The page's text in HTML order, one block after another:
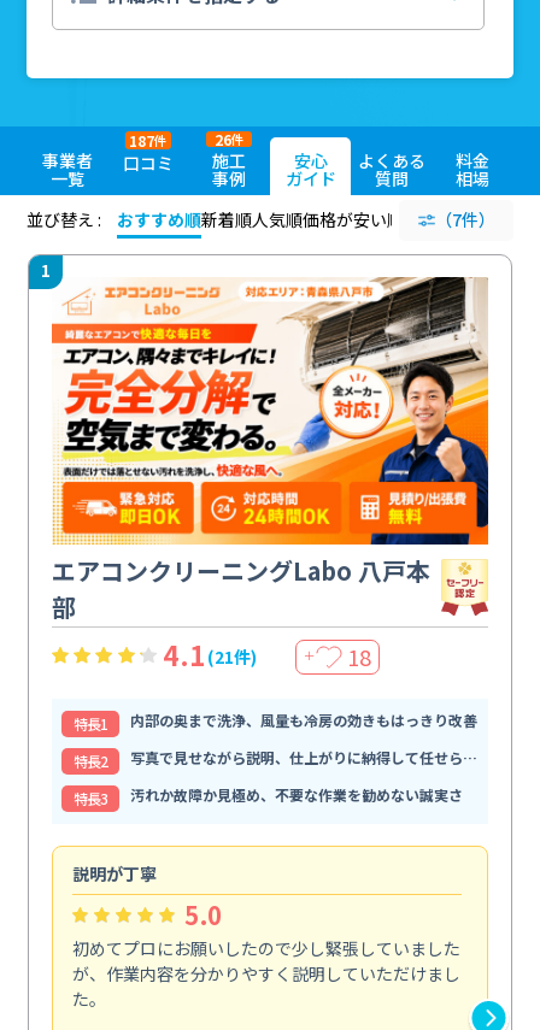
事業者
一覧
口コミ
187件
施工
事例
26件
安心
ガイド
よくある
質問
料金
相場
並び替え :
おすすめ順新着順人気順価格が安い順 評価が高い順
（7件）
1
エアコンクリーニングLabo 八戸本
部
4.1 (21件) ＋ 18
特⻑1
内部の奥まで洗浄、風量も冷房の効きもはっきり改善
特⻑2
写真で見せながら説明、仕上がりに納得して任せられる
特⻑3
汚れか故障か見極め、不要な作業を勧めない誠実さ
説明が丁寧
5.0
初めてプロにお願いしたので少し緊張していました
が、作業内容を分かりやすく説明していただけまし
た。